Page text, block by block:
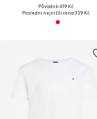
Původně: 619 Kč
Poslední nejnižší cena:329 Kč